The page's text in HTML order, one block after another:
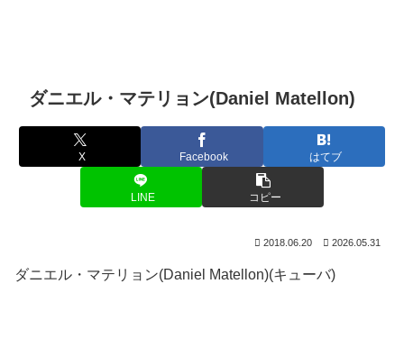
ダニエル・マテリョン(Daniel Matellon)
X Facebook はてブ
LINE コピー
2018.06.20 2026.05.31
ダニエル・マテリョン(Daniel Matellon)(キューバ)